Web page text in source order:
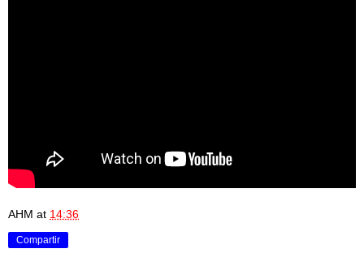
AHM at 14:36
Compartir